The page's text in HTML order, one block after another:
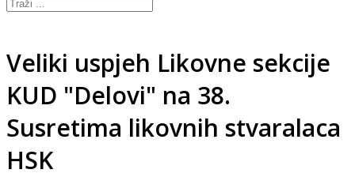
Veliki uspjeh Likovne sekcije
KUD "Delovi" na 38.
Susretima likovnih stvaralaca
HSK